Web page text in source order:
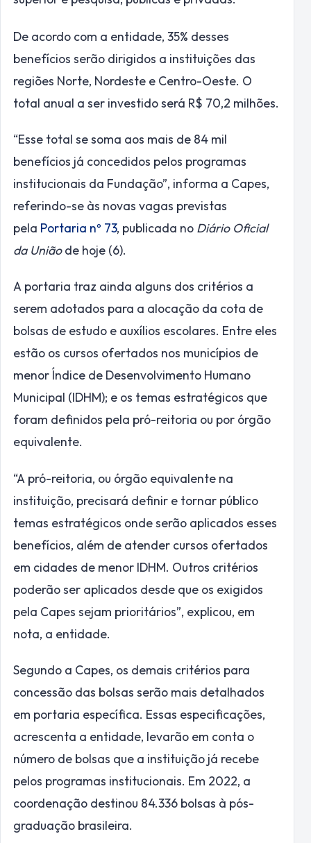
De acordo com a entidade, 35% desses
benefícios serão dirigidos a instituições das
regiões Norte, Nordeste e Centro-Oeste. O
total anual a ser investido será R$ 70,2 milhões.
“Esse total se soma aos mais de 84 mil
benefícios já concedidos pelos programas
institucionais da Fundação”, informa a Capes,
referindo-se às novas vagas previstas
pela Portaria nº 73, publicada no Diário Oficial
da Uniãode hoje (6).
A portaria traz ainda alguns dos critérios a
serem adotados para a alocação da cota de
bolsas de estudo e auxílios escolares. Entre eles
estão os cursos ofertados nos municípios de
menor Índice de Desenvolvimento Humano
Municipal (IDHM); e os temas estratégicos que
foram definidos pela pró-reitoria ou por órgão
equivalente.
“A pró-reitoria, ou órgão equivalente na
instituição, precisará definir e tornar público
temas estratégicos onde serão aplicados esses
benefícios, além de atender cursos ofertados
em cidades de menor IDHM. Outros critérios
poderão ser aplicados desde que os exigidos
pela Capes sejam prioritários”, explicou, em
nota, a entidade.
Segundo a Capes, os demais critérios para
concessão das bolsas serão mais detalhados
em portaria específica. Essas especificações,
acrescenta a entidade, levarão em conta o
número de bolsas que a instituição já recebe
pelos programas institucionais. Em 2022, a
coordenação destinou 84.336 bolsas à pós-
graduação brasileira.